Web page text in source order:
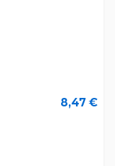
8,47 €